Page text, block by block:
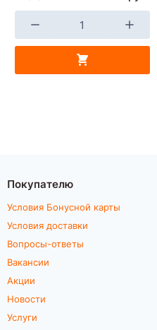
Покупателю
Условия Бонусной карты
Условия доставки
Вопросы-ответы
Вакансии
Акции
Новости
Услуги